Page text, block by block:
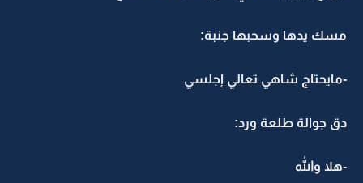
مسك يدها وسحبها جنبة:
-مايحتاج شاهي تعالي إجلسي
دق جوالة طلعة ورد:
-هلا والله